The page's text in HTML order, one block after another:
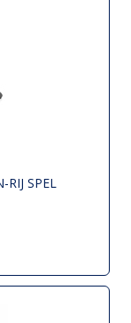
RIJ SPEL